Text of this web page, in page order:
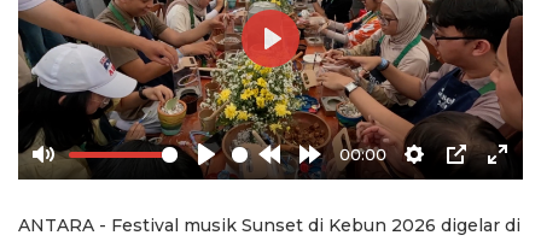
Mute Play
Rewind
10s
Forward
10s
00:00
Settings
PIP
Play
ANTARA - Festival musik Sunset di Kebun 2026 digelar di